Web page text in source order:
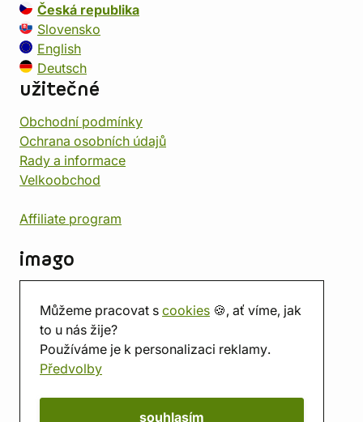
Můžeme pracovat s cookies 🍪, ať víme, jak
to u nás žije?
Používáme je k personalizaci reklamy.
Předvolby
souhlasím
Česká republika
Slovensko
English
Deutsch
užitečné
Obchodní podmínky
Ochrana osobních údajů
Rady a informace
Velkoobchod
Affiliate program
imago
Prodejna
Herna
O nás
Hodnocení obchodu